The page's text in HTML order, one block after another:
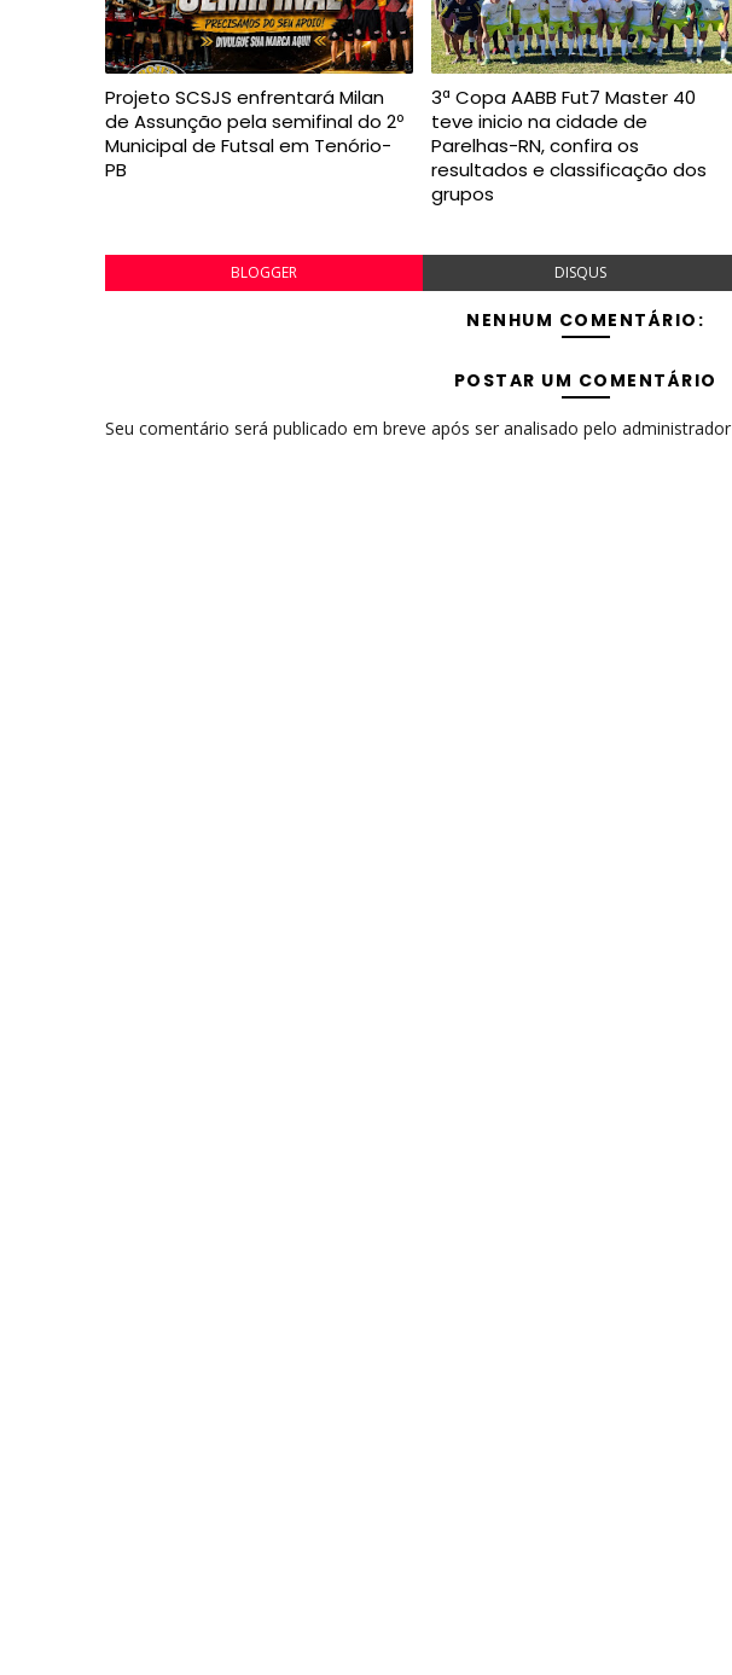
Projeto SCSJS enfrentará Milan
de Assunção pela semifinal do 2º
Municipal de Futsal em Tenório-
PB
3ª Copa AABB Fut7 Master 40
teve inicio na cidade de
Parelhas-RN, confira os
resultados e classificação dos
grupos
BLOGGER DISQUS
NENHUM COMENTÁRIO:
POSTAR UM COMENTÁRIO
Seu comentário será publicado em breve após ser analisado pelo administrador